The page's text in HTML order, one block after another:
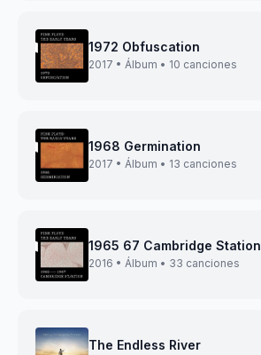
1972 Obfuscation
2017 • Álbum • 10 canciones
1968 Germination
2017 • Álbum • 13 canciones
1965 67 Cambridge Station
2016 • Álbum • 33 canciones
The Endless River